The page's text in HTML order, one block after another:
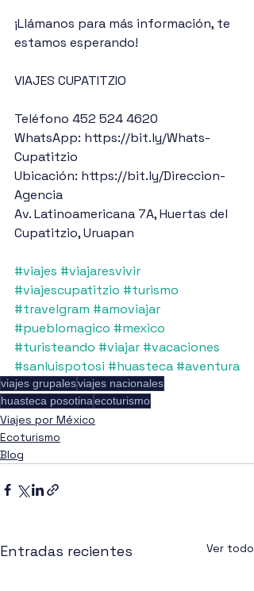
¡Llámanos para más información, te
estamos esperando!
VIAJES CUPATITZIO
Teléfono 452 524 4620
WhatsApp: https://bit.ly/Whats-
Cupatitzio
Ubicación: https://bit.ly/Direccion-
Agencia
Av. Latinoamericana 7A, Huertas del
Cupatitzio, Uruapan
#viajes #viajaresvivir
#viajescupatitzio #turismo
#travelgram #amoviajar
#pueblomagico #mexico
#turisteando #viajar #vacaciones
#sanluispotosi #huasteca #aventura
viajes grupalesviajes nacionales
huasteca posotinaecoturismo
Viajes por México
Ecoturismo
Blog
Entradas recientes Ver todo